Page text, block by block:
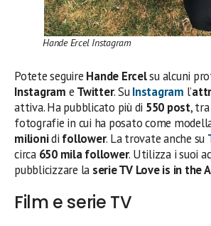
Hande Ercel Instagram
Potete seguire Hande Ercelsu alcuni
Instagram e Twitter. SuInstagram l’
attiva. Ha pubblicato più di 550 post,
fotografie in cui ha posato come
milionidi follower. La trovate anche su
circa 650 mila follower. Utilizza i suoi
pubblicizzare la serie TV Love is in the
Film e serie TV